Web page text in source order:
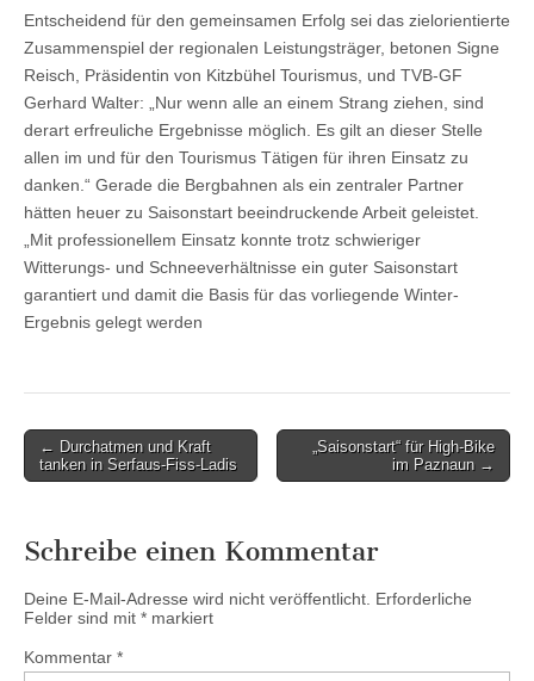
Entscheidend für den gemeinsamen Erfolg sei das zielorientierte
Zusammenspiel der regionalen Leistungsträger, betonen Signe
Reisch, Präsidentin von Kitzbühel Tourismus, und TVB-GF
Gerhard Walter: „Nur wenn alle an einem Strang ziehen, sind
derart erfreuliche Ergebnisse möglich. Es gilt an dieser Stelle
allen im und für den Tourismus Tätigen für ihren Einsatz zu
danken.“ Gerade die Bergbahnen als ein zentraler Partner
hätten heuer zu Saisonstart beeindruckende Arbeit geleistet.
„Mit professionellem Einsatz konnte trotz schwieriger
Witterungs- und Schneeverhältnisse ein guter Saisonstart
garantiert und damit die Basis für das vorliegende Winter-
Ergebnis gelegt werden
Post
navigation
← Durchatmen und Kraft
tanken in Serfaus-Fiss-Ladis
„Saisonstart“ für High-Bike
im Paznaun →
Schreibe einen Kommentar
Deine E-Mail-Adresse wird nicht veröffentlicht. Erforderliche
Felder sind mit * markiert
Kommentar *